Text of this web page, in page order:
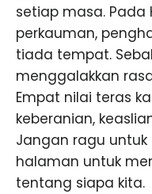
setiap masa. Pada
perkauman,
tiada tempat.
menggalakkan
Empat nilai teras
keberanian,
Jangan ragu
halaman untuk
tentang siapa kita.